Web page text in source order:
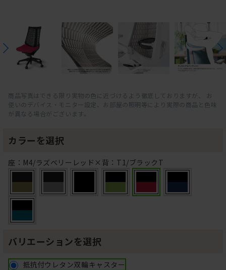
商品写真はできる限り実物の色に近づけるよう徹底しておりますが、 お
使いのデバイス・モニター設定、お部屋の照明等により実際の商品と色味
が異なる場合がございます。
カラーを選択
座：M4/ラズベリーレッド×背：T1/ブラックT
バリエーションを選択
抵抗付ウレタン双輪キャスター